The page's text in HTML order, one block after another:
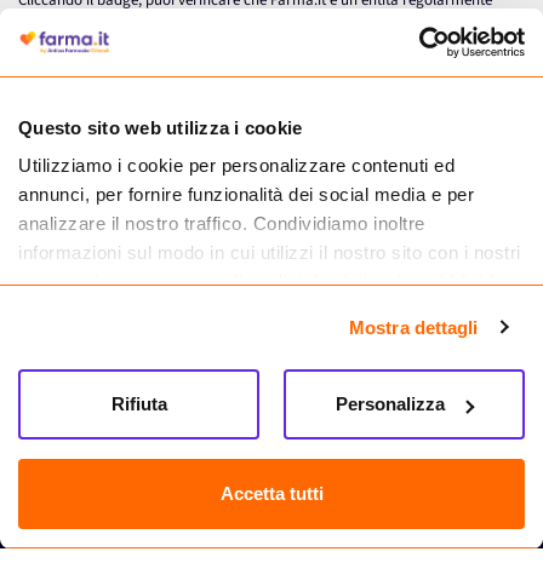
Questo sito web utilizza i cookie
Utilizziamo i cookie per personalizzare contenuti ed
annunci, per fornire funzionalità dei social media e per
analizzare il nostro traffico. Condividiamo inoltre
informazioni sul modo in cui utilizzi il nostro sito con i nostri
partner che si occupano di analisi dei dati web, pubblicità e
informazioni che hai fornito loro o che hanno raccolto dal
tuo utilizzo dei loro servizi.
Mostra dettagli
Accetta tutti
Personalizza
Rifiuta
autorizzata dal Ministero della Salute a effettuare la vendita online di
medicinali.
Farma.it S.a.s. P. IVA 07417261216 REA: NA-884088
CREDITS
Sede legale Via delle Repubbliche Marinare 128, 80147 Napoli